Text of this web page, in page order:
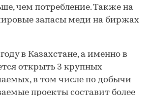
чем потребление. Также на
запасы меди на биржах
в Казахстане, а именно в
открыть 3 крупных
в том числе по добычи
проекты составит более